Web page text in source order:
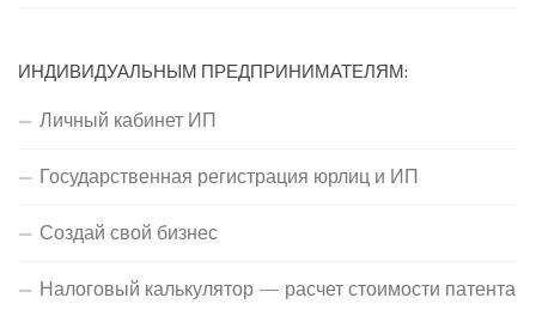
ИНДИВИДУАЛЬНЫМ ПРЕДПРИНИМАТЕЛЯМ:
Личный кабинет ИП
Государственная регистрация юрлиц и ИП
Создай свой бизнес
Налоговый калькулятор — расчет стоимости патента